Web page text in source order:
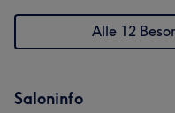
Alle 12
Saloninfo